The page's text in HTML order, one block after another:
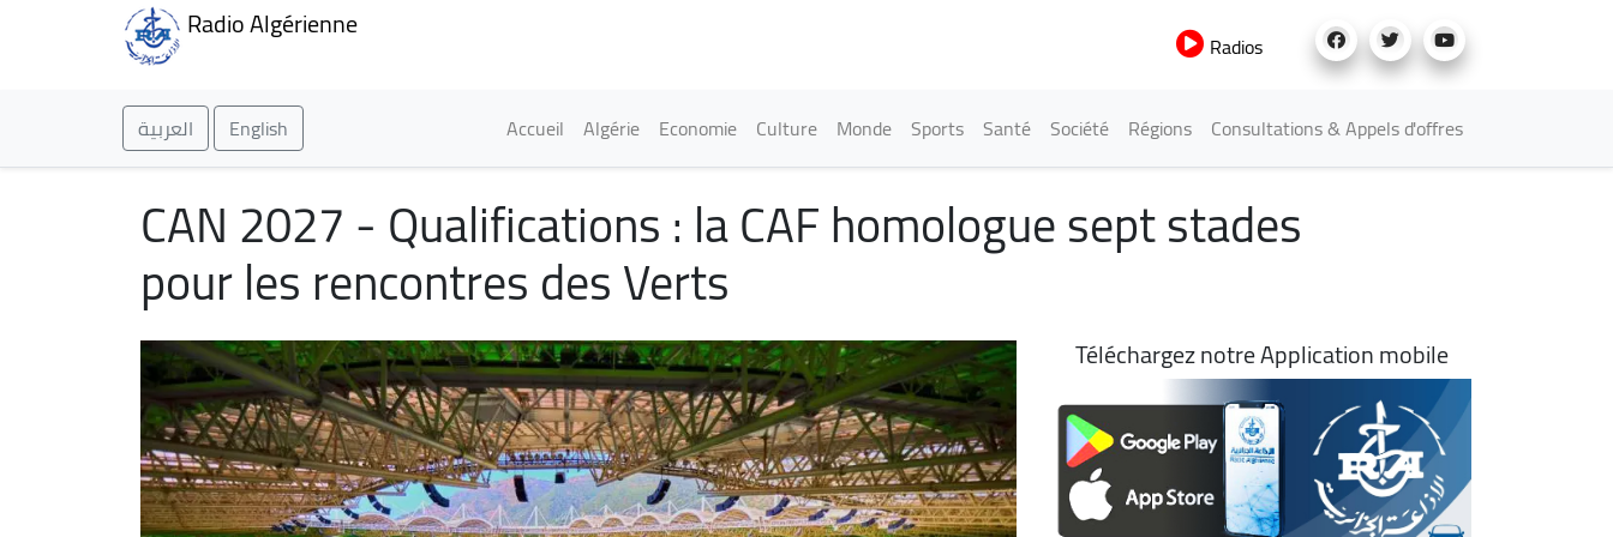
Radio Algérienne
Radios
العربية English Main navigation
Accueil Algérie Economie Culture Monde Sports Santé Société Régions Consultations & Appels d'offres
CAN 2027 - Qualifications : la CAF homologue sept stades
pour les rencontres des Verts
Téléchargez notre Application mobile